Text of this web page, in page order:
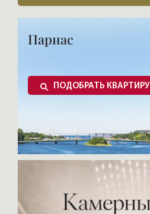
Парнас
ПОДОБРАТЬ КВАРТИРУ